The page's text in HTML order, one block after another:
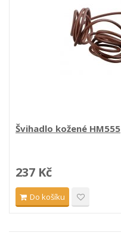
Švihadlo kožené HM555
237 Kč
Do košíku